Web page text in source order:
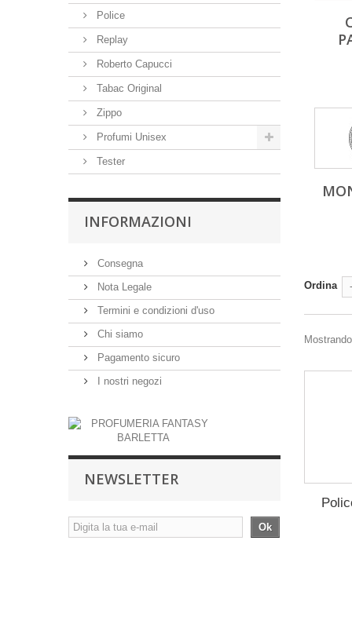
Police
Replay
Roberto Capucci
Tabac Original
Zippo
Profumi Unisex
Tester
INFORMAZIONI
Consegna
Nota Legale
Termini e condizioni d'uso
Chi siamo
Pagamento sicuro
I nostri negozi
NEWSLETTER
Ok
Ordina